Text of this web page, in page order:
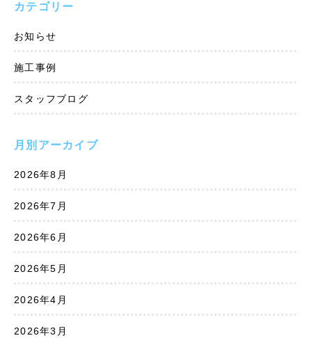
カテゴリー
お知らせ
施工事例
スタッフブログ
月別アーカイブ
2026年8月
2026年7月
2026年6月
2026年5月
2026年4月
2026年3月